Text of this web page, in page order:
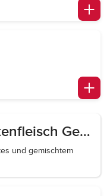
Hähnchen- und Putenfleisch Gerichte
und gemischtem